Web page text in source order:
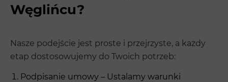
Węglińcu?
Nasze podejście jest proste i przejrzyste, a każdy
etap dostosowujemy do Twoich potrzeb:
Podpisanie umowy – Ustalamy warunki